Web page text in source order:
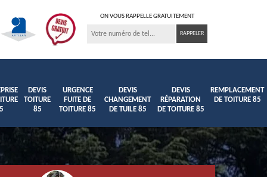
ON VOUS RAPPELLE GRATUITEMENT
DEVIS
TOITURE
85
URGENCE
FUITE DE
TOITURE 85
DEVIS
CHANGEMENT
DE TUILE 85
DEVIS
RÉPARATION
DE TOITURE 85
REMPLACEMENT
DE TOITURE 85